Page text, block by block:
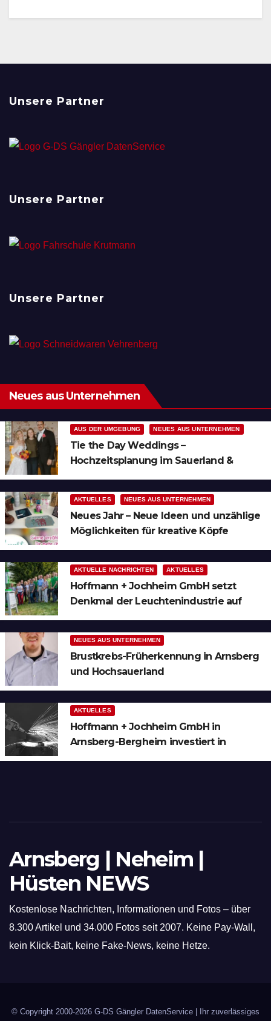
Unsere Partner
Unsere Partner
Unsere Partner
Neues aus Unternehmen
AUS DER UMGEBUNG NEUES AUS UNTERNEHMEN
Tie the Day Weddings –
Hochzeitsplanung im Sauerland &
AKTUELLES NEUES AUS UNTERNEHMEN
Neues Jahr – Neue Ideen und unzählige
Möglichkeiten für kreative Köpfe
AKTUELLE NACHRICHTEN AKTUELLES
Hoffmann + Jochheim GmbH setzt
Denkmal der Leuchtenindustrie auf
NEUES AUS UNTERNEHMEN
Brustkrebs-Früherkennung in Arnsberg
und Hochsauerland
AKTUELLES
Hoffmann + Jochheim GmbH in
Arnsberg-Bergheim investiert in
Arnsberg | Neheim |
Hüsten NEWS
Kostenlose Nachrichten, Informationen und Fotos – über
8.300 Artikel und 34.000 Fotos seit 2007. Keine Pay-Wall,
kein Klick-Bait, keine Fake-News, keine Hetze.
© Copyright 2000-2026 G-DS Gängler DatenService | Ihr zuverlässiges